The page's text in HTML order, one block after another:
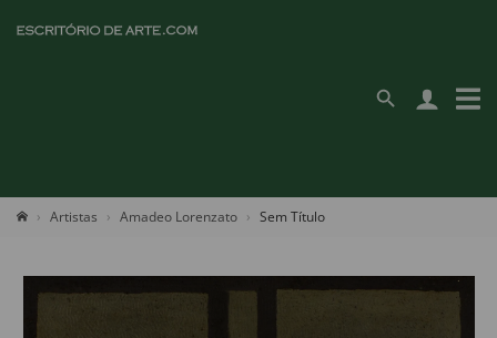
Artistas Amadeo Lorenzato Sem Título